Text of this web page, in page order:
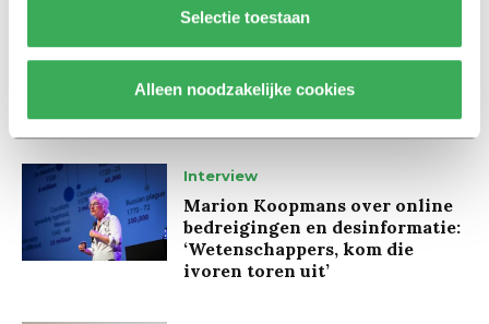
Selectie toestaan
Alleen noodzakelijke cookies
Interview
Marion Koopmans over online
bedreigingen en desinformatie:
‘Wetenschappers, kom die
ivoren toren uit’